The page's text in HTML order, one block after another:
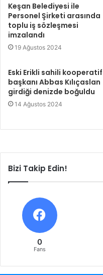
Keşan Belediyesi ile
Personel Şirketi arasında
toplu iş sözleşmesi
imzalandı
19 Ağustos 2024
Eski Erikli sahili kooperatif
başkanı Abbas Kılıçaslan
girdiği denizde boğuldu
14 Ağustos 2024
Bizi Takip Edin!
0
Fans